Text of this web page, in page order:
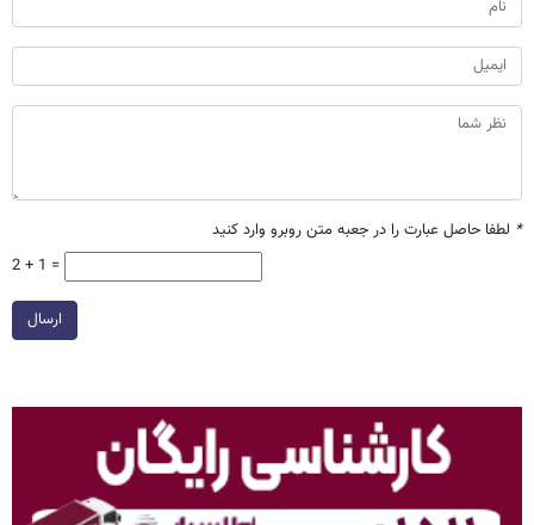
* لطفا حاصل عبارت را در جعبه متن روبرو وارد کنید
2 + 1 =
ارسال